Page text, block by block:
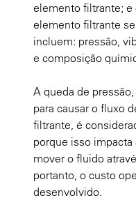
elemento filtrante; e
elemento filtrante
incluem: pressão,
e composição
A queda de
para causar o fluxo
filtrante, é
porque isso impacta
mover o fluido
portanto, o custo
desenvolvido.